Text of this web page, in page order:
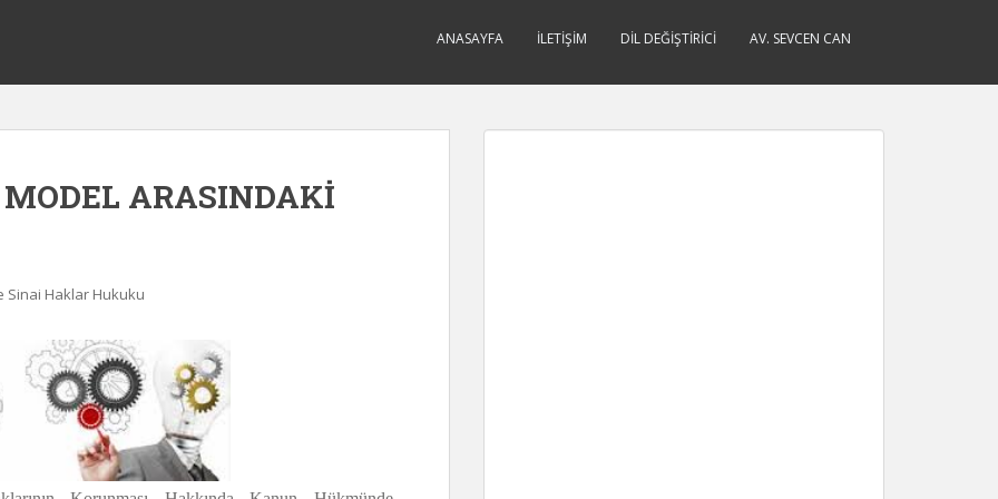
ANASAYFA İLETIŞIM DIL DEĞIŞTIRICI AV. SEVCEN CAN
ARASINDAKİ
Sinai Haklar Hukuku